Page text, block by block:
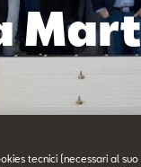
tecnici (necessari al